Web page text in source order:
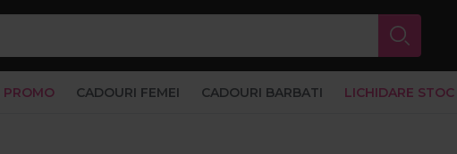
PROMO CADOURI FEMEI CADOURI BARBATI LICHIDARE STOC